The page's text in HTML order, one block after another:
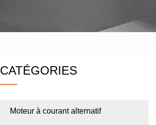
CATÉGORIES
Moteur à courant alternatif